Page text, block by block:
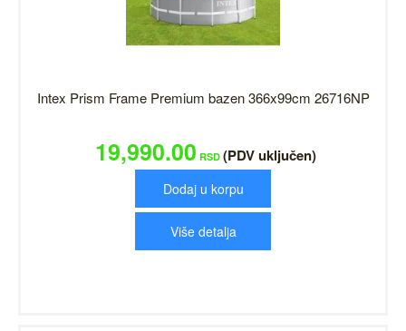
Intex Prism Frame Premium bazen 366x99cm 26716NP
19,990.00 RSD (PDV uključen)
Dodaj u korpu
Više detalja